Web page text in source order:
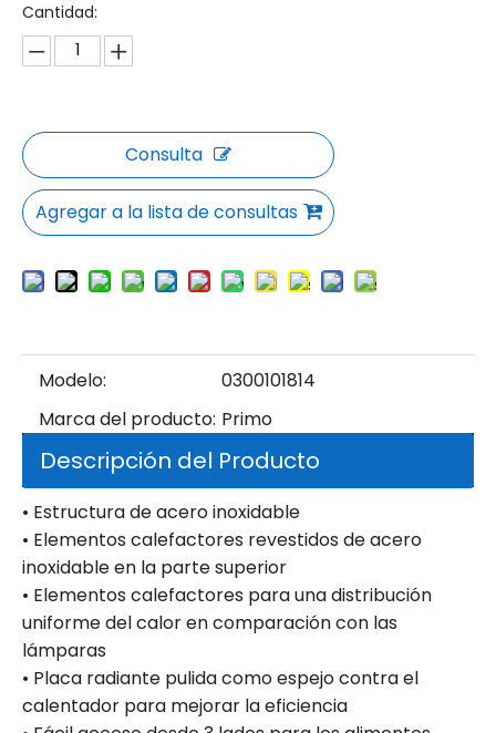
Cantidad:
Consulta
Agregar a la lista de consultas
Modelo:
0300101814
Marca del producto: Primo
Descripción del Producto
• Estructura de acero inoxidable
• Elementos calefactores revestidos de acero
inoxidable en la parte superior
• Elementos calefactores para una distribución
uniforme del calor en comparación con las
lámparas
• Placa radiante pulida como espejo contra el
calentador para mejorar la eficiencia